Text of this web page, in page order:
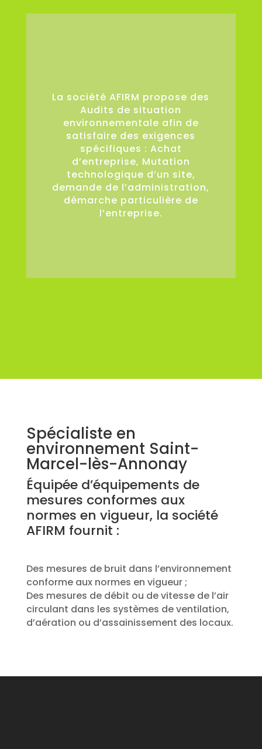
La société AFIRM propose des
Audits de situation
environnementale afin de
satisfaire des exigences
spécifiques : Achat
d’entreprise, Mutation
technologique d’un site,
demande de l’administration,
démarche particulière de
l’entreprise.
Spécialiste en
environnement Saint-
Marcel-lès-Annonay
Équipée d’équipements de
mesures conformes aux
normes en vigueur, la société
AFIRM fournit :
Des mesures de bruit dans l’environnement
conforme aux normes en vigueur ;
Des mesures de débit ou de vitesse de l’air
circulant dans les systèmes de ventilation,
d’aération ou d’assainissement des locaux.